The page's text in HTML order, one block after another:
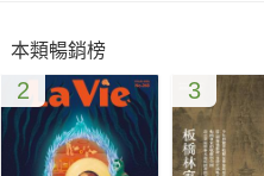
「入世」的設計師，既然投入
有緊密的連繫，現在水準高的
的介紹與採訪，可以把他的想
辨視度與差異化，也能利用報
本類暢銷榜
2 3